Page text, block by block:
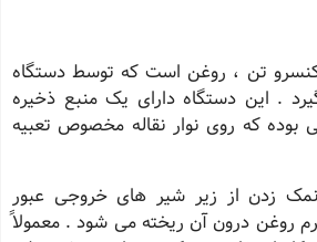
کنسرو تن ، روغن است که توسط دستگاه
. این دستگاه داراى یک منبع ذخیره
که روى نوار نقاله مخصوص تعبیه
زدن از زیر شیر هاى خروجى عبور
و به میزان 35 گرم روغن درون آن ریخته مى شود . معمولاً